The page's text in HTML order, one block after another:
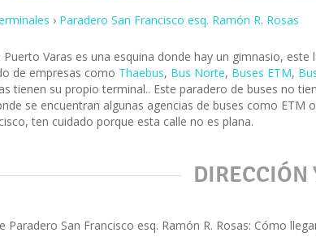
Paradero San Francisco esq. Ramón R. Rosas
Puerto Varas es una esquina donde hay un gimnasio,
de empresas como Thaebus, Bus Norte, Buses ETM,
tienen su propio terminal.. Este paradero de buses no
se encuentran algunas agencias de buses como
ten cuidado porque esta calle no es plana.
DIRECCIÓN
Paradero San Francisco esq. Ramón R. Rosas: Cómo